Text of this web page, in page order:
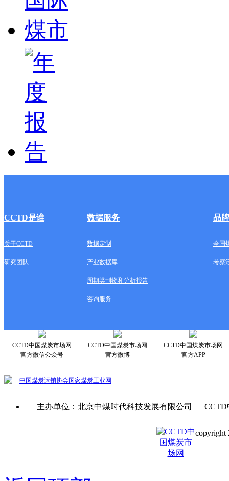
CCTD是谁 数据服务 品
关于CCTD 数据定制 全国
研究团队 产业数据库 考察
周期类刊物和分析报告
咨询服务
CCTD中国煤炭市场网
官方微信公众号
CCTD中国煤炭市场网
官方微博
CCTD中国煤炭市场网
官方APP
中国煤炭运销协会国家煤炭工业网
主办单位：北京中煤时代科技发展有限公司
copyright